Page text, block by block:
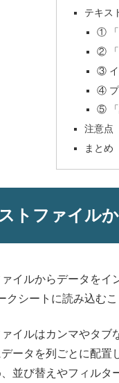
テキス
① 「
② 「
③ イ
④ プ
⑤ 「
注意点
まとめ
トファイル
イルからデータをイ
クシートに読み込むこ
イルはカンマやタブ
データを列ごとに配
並び替えやフィルタ